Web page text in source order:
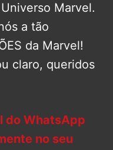
Marvel.
a tão
da Marvel!
claro, queridos
do WhatsApp
no seu